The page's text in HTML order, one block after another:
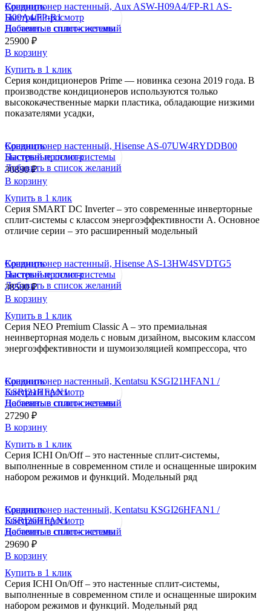
Сравнить
Быстрый просмотр
Добавить в список желаний
Кондиционер настенный, Aux ASW-H09A4/FP-R1 AS-
H09A4/FP-R1
Настенные сплит-системы
25900 ₽
В корзину
Купить в 1 клик
Серия кондиционеров Prime — новинка сезона 2019 года. В
производстве кондиционеров используются только
высококачественные марки пластика, обладающие низкими
показателями усадки,
Сравнить
Быстрый просмотр
Добавить в список желаний
Кондиционер настенный, Hisense AS-07UW4RYDDB00
Настенные сплит-системы
30890₽
В корзину
Купить в 1 клик
Серия SMART DC Inverter – это современные инверторные
сплит-системы с классом энергоэффективности А. Основное
отличие серии – это расширенный модельный
Сравнить
Быстрый просмотр
Добавить в список желаний
Кондиционер настенный, Hisense AS-13HW4SVDTG5
Настенные сплит-системы
38500₽
В корзину
Купить в 1 клик
Серия NEO Premium Classic A – это премиальная
неинверторная модель с новым дизайном, высоким классом
энергоэффективности и шумоизоляцией компрессора, что
Сравнить
Быстрый просмотр
Добавить в список желаний
Кондиционер настенный, Kentatsu KSGI21HFAN1 /
KSRI21HFAN1
Настенные сплит-системы
27290 ₽
В корзину
Купить в 1 клик
Серия ICHI On/Off – это настенные сплит-системы,
выполненные в современном стиле и оснащенные широким
набором режимов и функций. Модельный ряд
Сравнить
Быстрый просмотр
Добавить в список желаний
Кондиционер настенный, Kentatsu KSGI26HFAN1 /
KSRI26HFAN1
Настенные сплит-системы
29690 ₽
В корзину
Купить в 1 клик
Серия ICHI On/Off – это настенные сплит-системы,
выполненные в современном стиле и оснащенные широким
набором режимов и функций. Модельный ряд